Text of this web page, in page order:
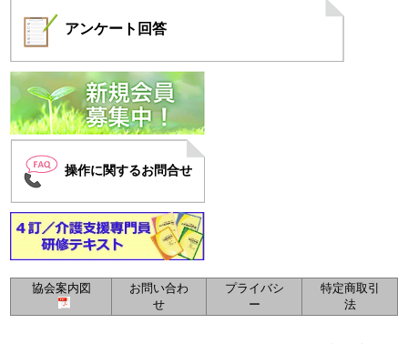
アンケート 回答
操作に関するお問合せ
協会案内図
お問い合わ
せ
プライバシ
ー
特定商取引
法